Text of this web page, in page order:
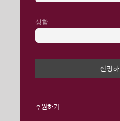
성함
후원하기